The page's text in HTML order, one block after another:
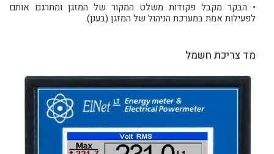
• הבקר מקבל פקודות משלט המקור של המזגן ומתרגם אותם
לפעילות אמת במערכת הניהול של המזגן (בענן).
מד צריכת חשמל